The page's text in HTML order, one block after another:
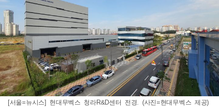
[서울=뉴시스] 현대무벡스 청라R&D센터 전경. (사진=현대무벡스 제공)